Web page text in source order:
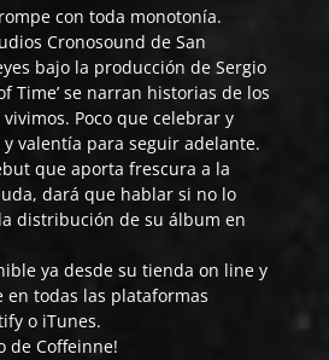
con toda monotonía.
Cronosound de San
bajo la producción de Sergio
Time’ se narran historias de los
Poco que celebrar y
valentía para seguir adelante.
que aporta frescura a la
dará que hablar si no lo
distribución de su álbum en
ya desde sutienda on line y
todas las plataformas
o iTunes.
de Coffeinne!